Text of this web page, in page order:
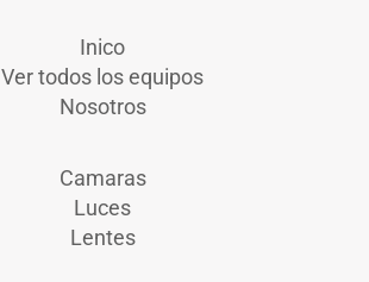
Inico
Ver todos los equipos
Nosotros
Camaras
Luces
Lentes